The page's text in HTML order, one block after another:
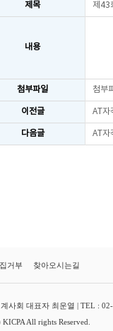
제목 제43
내용
첨부파일 첨부
이전글 AT자
다음글 AT자
거부 찾아오시는길
사회 대표자 최운열 | TEL :
All rights Reserved.